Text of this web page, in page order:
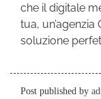
che il digitale
tua,
soluzione
Post published by